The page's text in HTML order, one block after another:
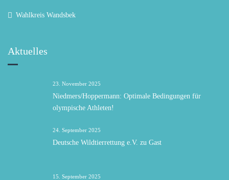
Wahlkreis Wandsbek
Aktuelles
23. November 2025
Niedmers/Hoppermann: Optimale Bedingungen für
olympische Athleten!
24. September 2025
Deutsche Wildtierrettung e.V. zu Gast
15. September 2025